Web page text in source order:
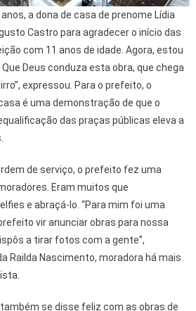
a dona de casa de prenome Lídia
Castro para agradecer o início das
com 11 anos de idade. Agora, estou
Deus conduza esta obra, que chega
expressou. Para o prefeito, o
é uma demonstração de que o
das praças públicas eleva a
de serviço, o prefeito fez uma
Eram muitos que
e abraçá-lo. “Para mim foi uma
vir anunciar obras para nossa
a tirar fotos com a gente”,
Railda Nascimento, moradora há mais
se disse feliz com as obras de